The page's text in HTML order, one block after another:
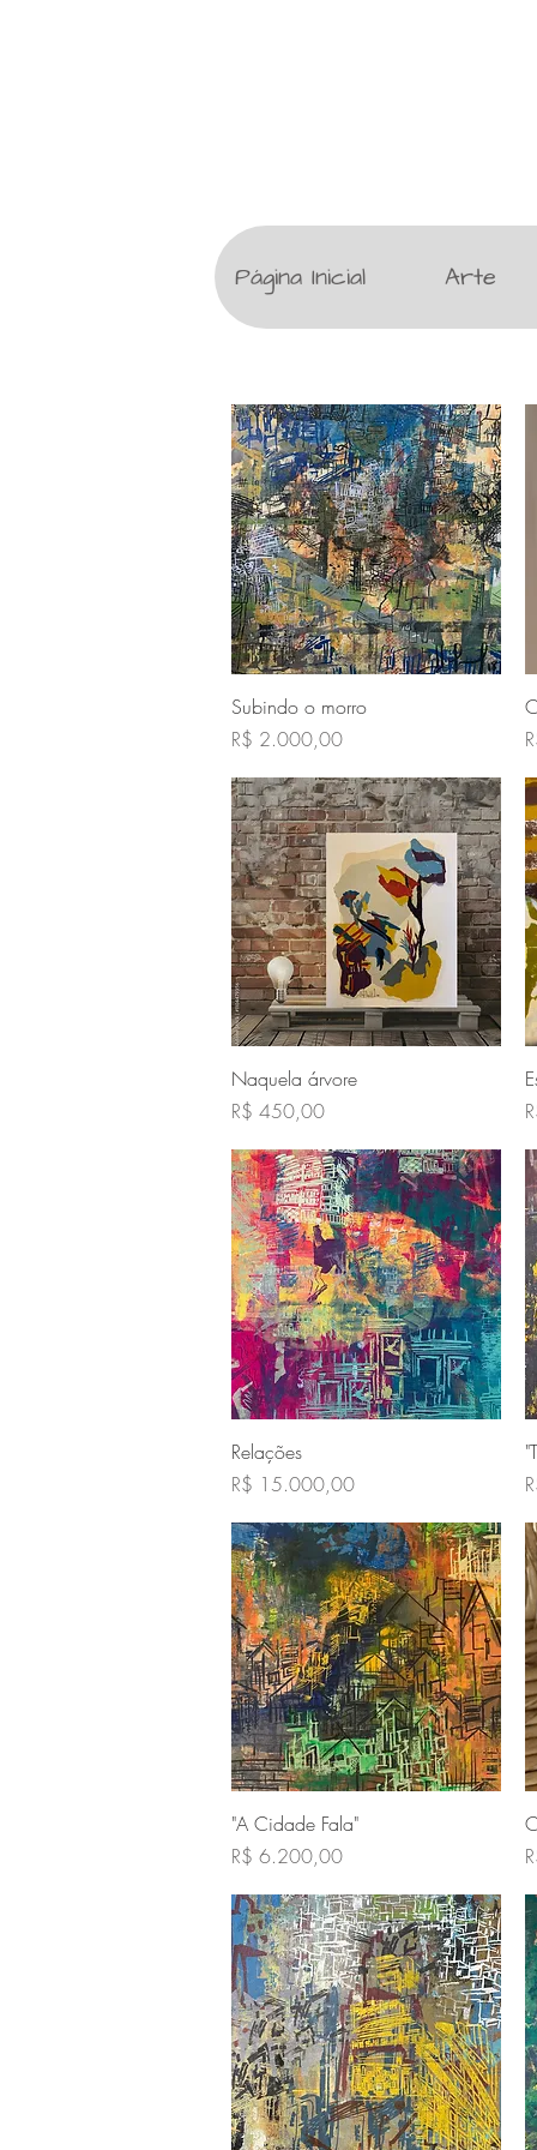
Página Inicial Arte
Visualização rápida
Subindo o morro
Preço
R$ 2.000,00
Visualização rápida
Naquela árvore
Preço
R$ 450,00
Visualização rápida
Relações
Preço
R$ 15.000,00
Visualização rápida
"A Cidade Fala"
Preço
R$ 6.200,00